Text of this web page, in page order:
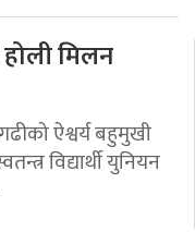
होली मिलन
ऐश्वर्य बहुमुखी
विद्यार्थी युनियन